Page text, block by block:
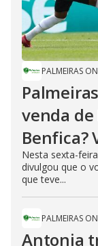
PALMEIRAS
venda de
Benfica?
Nesta sexta-
divulgou que o
que teve...
PALMEIRAS
Antonia